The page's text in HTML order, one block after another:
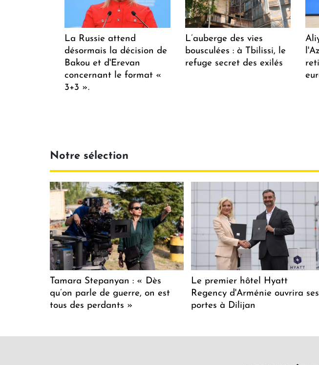
La Russie attend
désormais la décision de
Bakou et d'Erevan
concernant le format «
3+3 ».
L’auberge des vies
bousculées : à Tbilissi, le
refuge secret des exilés
Notre sélection
Tamara Stepanyan : « Dès
qu’on parle de guerre, on est
tous des perdants »
Le premier hôtel Hyatt
Regency d'Arménie ouvrira ses
portes à Dilijan